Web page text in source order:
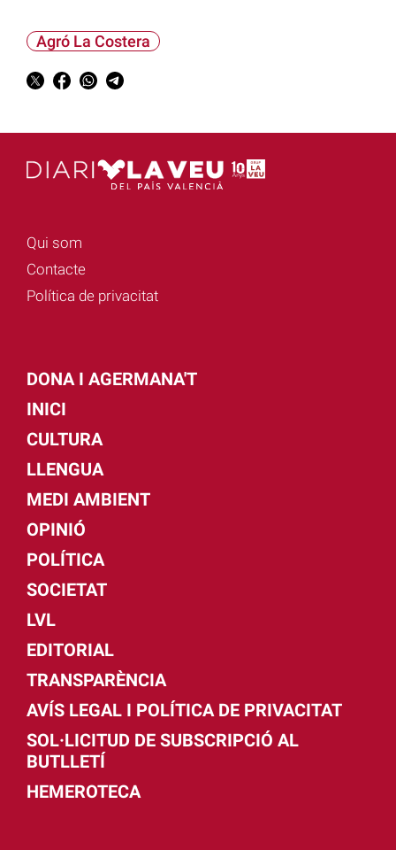
Agró La Costera
Qui som
Contacte
Política de privacitat
DONA I AGERMANA'T
INICI
CULTURA
LLENGUA
MEDI AMBIENT
OPINIÓ
POLÍTICA
SOCIETAT
LVL
EDITORIAL
TRANSPARÈNCIA
AVÍS LEGAL I POLÍTICA DE PRIVACITAT
SOL·LICITUD DE SUBSCRIPCIÓ AL
BUTLLETÍ
HEMEROTECA